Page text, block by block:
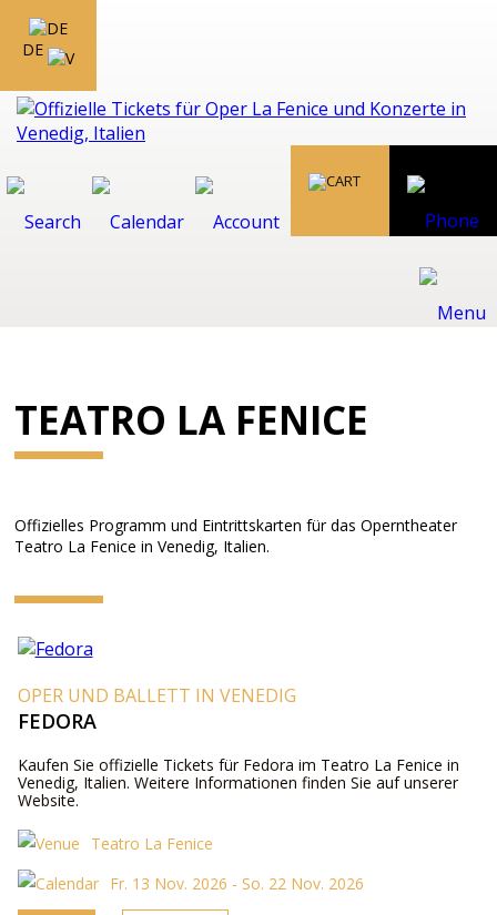
DE
TEATRO LA FENICE
Offizielles Programm und Eintrittskarten für das Operntheater
Teatro La Fenice in Venedig, Italien.
OPER UND BALLETT IN VENEDIG
FEDORA
Kaufen Sie offizielle Tickets für Fedora im Teatro La Fenice in
Venedig, Italien. Weitere Informationen finden Sie auf unserer
Website.
Teatro La Fenice
Fr. 13 Nov. 2026 - So. 22 Nov. 2026